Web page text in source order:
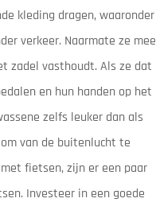
kleding dragen, waaronder
verkeer. Naarmate ze
zadel vasthoudt. Als ze dat
en hun handen op het
zelfs leuker dan als
van de buitenlucht te
fietsen, zijn er een paar
Investeer in een goede